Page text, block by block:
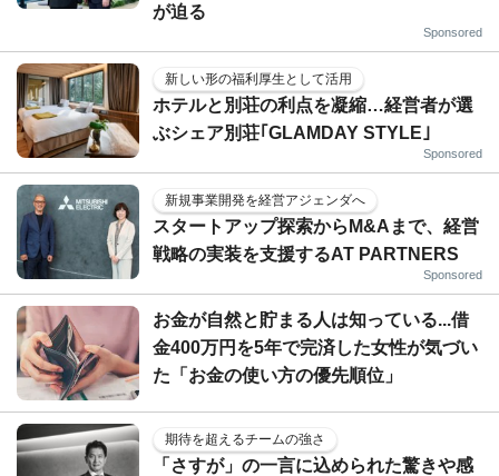
が迫る
Sponsored
新しい形の福利厚生として活用
ホテルと別荘の利点を凝縮…経営者が選
ぶシェア別荘｢GLAMDAY STYLE｣
Sponsored
新規事業開発を経営アジェンダへ
スタートアップ探索からM&Aまで、経営
戦略の実装を支援するAT PARTNERS
Sponsored
お金が自然と貯まる人は知っている...借
金400万円を5年で完済した女性が気づい
た「お金の使い方の優先順位」
期待を超えるチームの強さ
「さすが」の一言に込められた驚きや感